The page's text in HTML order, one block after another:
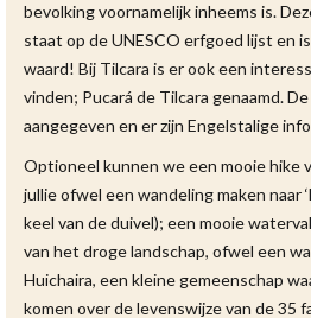
bevolking voornamelijk inheems is.
staat op de UNESCO erfgoed lijst en
waard! Bij Tilcara is er ook een
vinden; Pucará de Tilcara genaamd.
aangegeven en er zijn Engelstalige
Optioneel kunnen we een mooie hike
jullie ofwel een wandeling maken naar
keel van de duivel); een mooie
van het droge landschap, ofwel een
Huichaira, een kleine gemeenschap
komen over de levenswijze van de 35